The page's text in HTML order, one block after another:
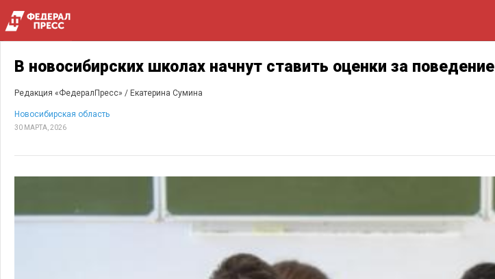
В новосибирских школах начнут ставить оценки за поведение
Редакция «ФедералПресс» / Екатерина Сумина
Новосибирская область
30 МАРТА, 2026